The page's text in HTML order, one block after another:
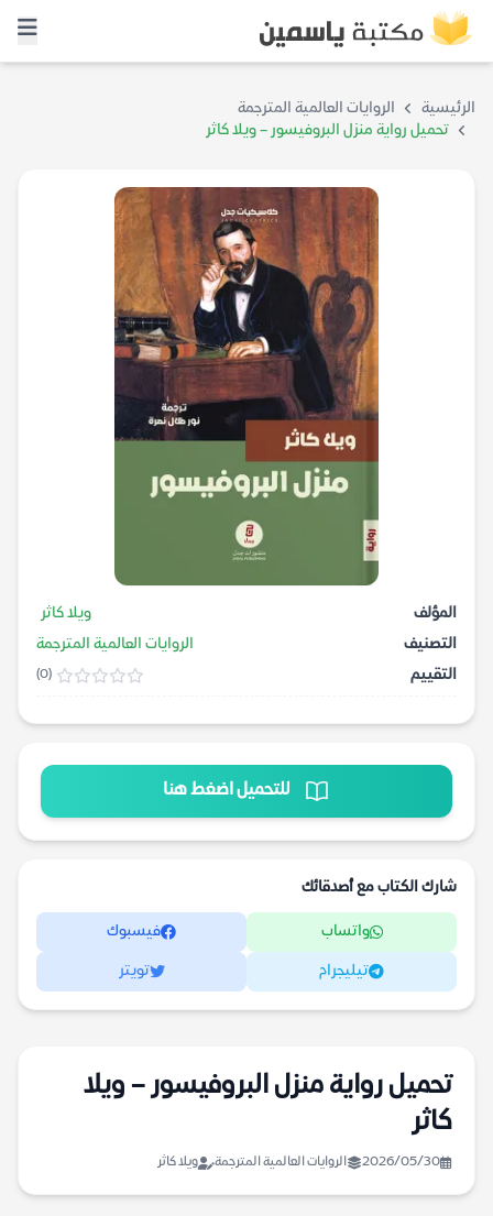
الرئيسية
الروايات العالمية المترجمة
تحميل رواية منزل البروفيسور – ويلا كاثر
المؤلف
ويلا كاثر
التصنيف
الروايات العالمية المترجمة
التقييم
(0)
للتحميل اضغط هنا
شارك الكتاب مع أصدقائك
واتساب فيسبوك
تيليجرام تويتر
تحميل رواية منزل البروفيسور – ويلا
كاثر
2026/05/30 الروايات العالمية المترجمة ويلا كاثر